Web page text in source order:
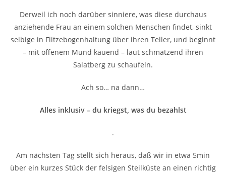
Derweil ich noch darüber sinniere, was diese durchaus
anziehende Frau an einem solchen Menschen findet, sinkt
selbige in Flitzebogenhaltung über ihren Teller, und beginnt
– mit offenem Mund kauend – laut schmatzend ihren
Salatberg zu schaufeln.
Ach so… na dann…
Alles inklusiv – du kriegst, was du bezahlst
.
Am nächsten Tag stellt sich heraus, daß wir in etwa 5min
über ein kurzes Stück der felsigen Steilküste an einen richtig